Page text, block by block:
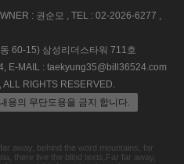
: 권순모 , TEL : 02-2026-6277 ,
60-15) 삼성리더스타워 711호
E-MAIL : taekyung35@bill36524.com
ALL RIGHTS RESERVED.
용의 무단도용을 금지 합니다.
away, behind the word mountains, far
there live the blind texts.Far far away,